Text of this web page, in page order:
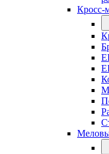
Кросс-